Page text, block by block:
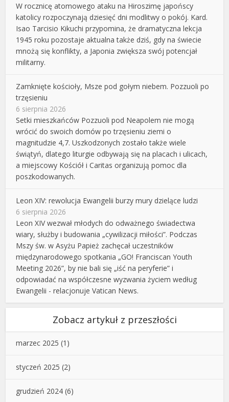
W rocznicę atomowego ataku na Hiroszimę japońscy
katolicy rozpoczynają dziesięć dni modlitwy o pokój. Kard.
Isao Tarcisio Kikuchi przypomina, że dramatyczna lekcja
1945 roku pozostaje aktualna także dziś, gdy na świecie
mnożą się konflikty, a Japonia zwiększa swój potencjał
militarny.
Zamknięte kościoły, Msze pod gołym niebem. Pozzuoli po
trzęsieniu
6 sierpnia 2026
Setki mieszkańców Pozzuoli pod Neapolem nie mogą
wrócić do swoich domów po trzęsieniu ziemi o
magnitudzie 4,7. Uszkodzonych zostało także wiele
świątyń, dlatego liturgie odbywają się na placach i ulicach,
a miejscowy Kościół i Caritas organizują pomoc dla
poszkodowanych.
Leon XIV: rewolucja Ewangelii burzy mury dzielące ludzi
6 sierpnia 2026
Leon XIV wezwał młodych do odważnego świadectwa
wiary, służby i budowania „cywilizacji miłości”. Podczas
Mszy św. w Asyżu Papież zachęcał uczestników
międzynarodowego spotkania „GO! Franciscan Youth
Meeting 2026”, by nie bali się „iść na peryferie” i
odpowiadać na współczesne wyzwania życiem według
Ewangelii - relacjonuje Vatican News.
Zobacz artykuł z przeszłości
marzec 2025 (1)
styczeń 2025 (2)
grudzień 2024 (6)